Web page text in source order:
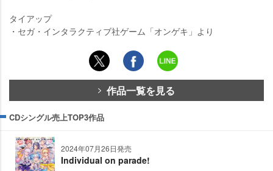
タイアップ
・セガ・インタラクティブ社ゲーム「オンゲキ」より
作品一覧を見る
CDシングル売上TOP3作品
2024年07月26日発売
Individual on parade!